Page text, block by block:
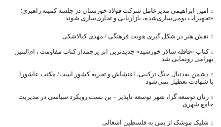
امین ابراهیمی مدیرعامل شرکت فولاد خوزستان در جلسه کمیته راهبری؛
«تجهیزات بومی‌سازی‌شده، بازاریابی و تجاری‌سازی شوند
نقش هنر در شکل گیری هویت فرهنگی / مهدی کیالاشکی
کتاب «قافله‌ سالار خورشید» جدیدترین اثر پرچمدار کتاب مقاومت ، ام‌البنین
بهرامی رونمایی شد
دشمن به‌دنبال جنگ ترکیبی، اغتشاش و تجزیه کشور است/ مکتب عاشورا
با شهادت تعطیل نمی‌شود
زنان توسعه گرا، شهر توسعه ناپذیر – بن بست رویکرد سیاسی در مدیریت
جامع شهری
شلیک موشک از یمن به فلسطین اشغالی